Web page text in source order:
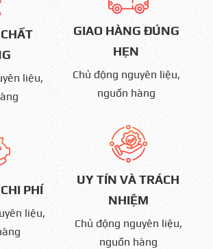
| Tác giả: Nghĩa Nguyễn
liệu,
GIAO HÀNG ĐÚNG
HẸN
Chủ động nguyên liệu,
nguồn hàng
PHÍ
liệu,
UY TÍN VÀ TRÁCH
NHIỆM
Chủ động nguyên liệu,
nguồn hàng